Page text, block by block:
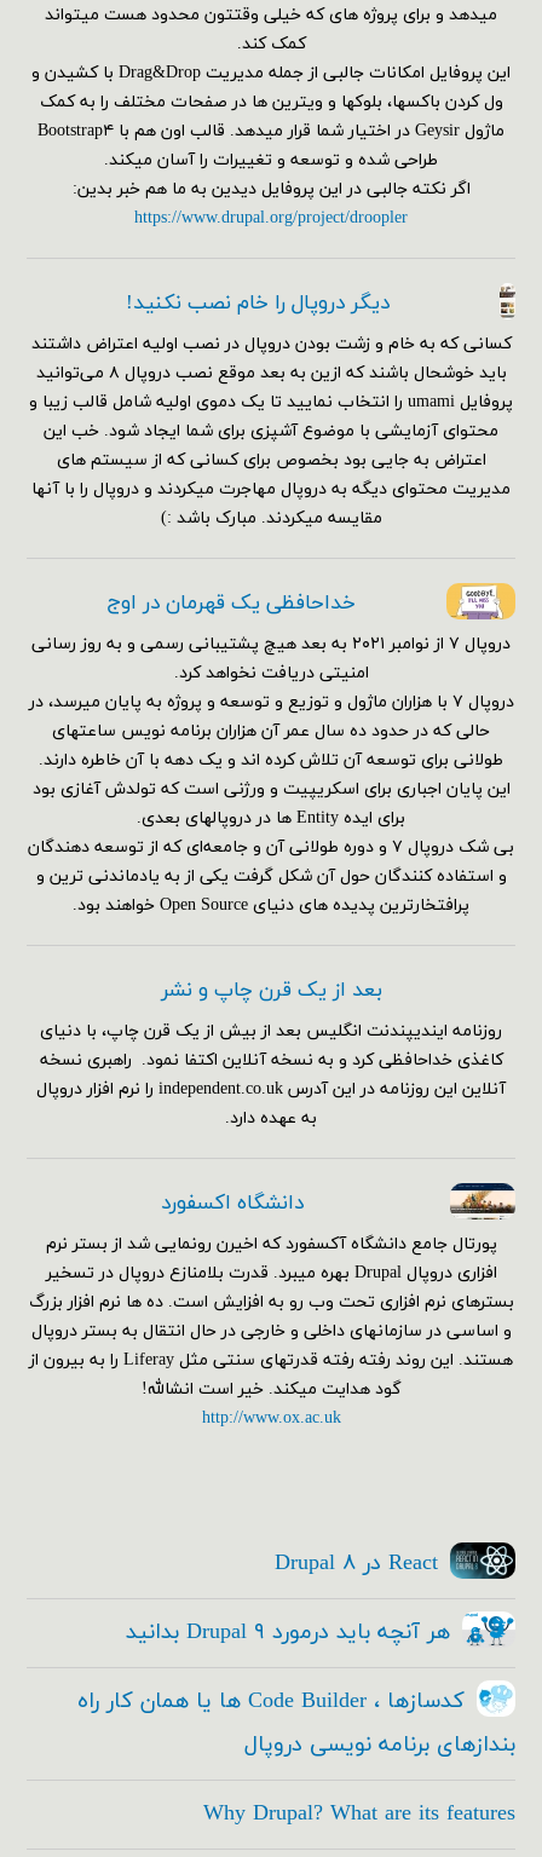
میدهد و برای پروژه های که خیلی وقتتون محدود هست میتواند
کمک کند.
این پروفایل امکانات جالبی از جمله مدیریت Drag&Drop با کشیدن و
ول کردن باکسها، بلوکها و ویترین ها در صفحات مختلف را به کمک
ماژول Geysir در اختیار شما قرار میدهد. قالب اون هم با Bootstrap۴
طراحی شده و توسعه و تغییرات را آسان میکند.
اگر نکته جالبی در این پروفایل دیدین به ما هم خبر بدین:
https://www.drupal.org/project/droopler
دیگر دروپال را خام نصب نکنید!
کسانی که به خام و زشت بودن دروپال در نصب اولیه اعتراض داشتند
باید خوشحال باشند که ازین به بعد موقع نصب دروپال ۸ می‌توانید
پروفایل umami را انتخاب نمایید تا یک دموی اولیه شامل قالب زیبا و
محتوای آزمایشی با موضوع آشپزی برای شما ایجاد شود. خب این
اعتراض به جایی بود بخصوص برای کسانی که از سیستم های
مدیریت محتوای دیگه به دروپال مهاجرت میکردند و دروپال را با آنها
مقایسه میکردند. مبارک باشد :)
خداحافظی یک قهرمان در اوج
دروپال ۷ از نوامبر ۲۰۲۱ به بعد هیچ پشتیبانی رسمی و به روز رسانی
امنیتی دریافت نخواهد کرد.
دروپال ۷ با هزاران ماژول و توزیع و توسعه و پروژه به پایان میرسد، در
حالی که در حدود ده سال عمر آن هزاران برنامه نویس ساعتهای
طولانی برای توسعه آن تلاش کرده اند و یک دهه با آن خاطره دارند.
این پایان اجباری برای اسکریپیت و ورژنی است که تولدش آغازی بود
برای ایده Entity ها در دروپالهای بعدی.
بی شک دروپال ۷ و دوره طولانی آن و جامعه‌ای که از توسعه دهندگان
و استفاده کنندگان حول آن شکل گرفت یکی از به یادماندنی ترین و
پرافتخارترین پدیده های دنیای Open Source خواهند بود.
بعد از یک قرن چاپ و نشر
روزنامه ایندیپندنت انگلیس بعد از بیش از یک قرن چاپ، با دنیای
کاغذی خداحافظی کرد و به نسخه آنلاین اکتفا نمود. راهبری نسخه
آنلاین این روزنامه در این آدرس independent.co.uk را نرم افزار دروپال
به عهده دارد.
دانشگاه اکسفورد
پورتال جامع دانشگاه آکسفورد که اخیرن رونمایی شد از بستر نرم
افزاری دروپال Drupal بهره میبرد. قدرت بلامنازع دروپال در تسخیر
بسترهای نرم افزاری تحت وب رو به افزایش است. ده ها نرم افزار بزرگ
و اساسی در سازمانهای داخلی و خارجی در حال انتقال به بستر دروپال
هستند. این روند رفته رفته قدرتهای سنتی مثل Liferay را به بیرون از
گود هدایت میکند. خیر است انشالله!
http://www.ox.ac.uk
React در Drupal ۸
هر آنچه باید درمورد Drupal ۹ بدانید
کدسازها ، Code Builder ها یا همان کار راه
بندازهای برنامه نویسی دروپال
Why Drupal? What are its features